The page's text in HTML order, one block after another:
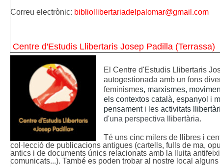
Correu electrònic: bibliollibertariadelpalomar@gmail.com
Centre d'Estudis Llibertaris Josep Padilla (Terrassa)
El Centre d'Estudis Llibertaris
autogestionada amb un fons
feminismes, marxismes,
els contextos català, espanyol i
pensament i les activitats
d'una perspectiva llibertària.
Té uns cinc milers de llibres i
col·lecció de publicacions antigues (cartells, fulls de ma,
antics i de documents únics relacionats amb la lluita
comunicats...). També es poden trobar al nostre local